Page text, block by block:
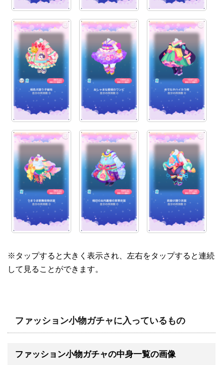
※タップすると大きく表示され、左右をタップすると連続
して見ることができます。
ファッション小物ガチャに入っているもの
ファッション小物ガチャの中身一覧の画像